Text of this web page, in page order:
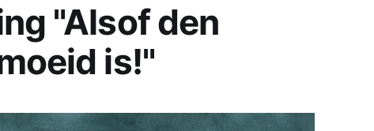
"Alsof den
is!"